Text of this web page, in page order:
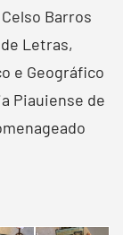
Barros
Letras,
e Geográfico
Piauiense de